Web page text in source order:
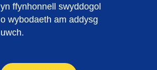
yn ffynhonnell swyddogol
o wybodaeth am addysg
uwch.